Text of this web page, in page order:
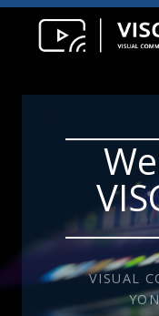
VISUAL